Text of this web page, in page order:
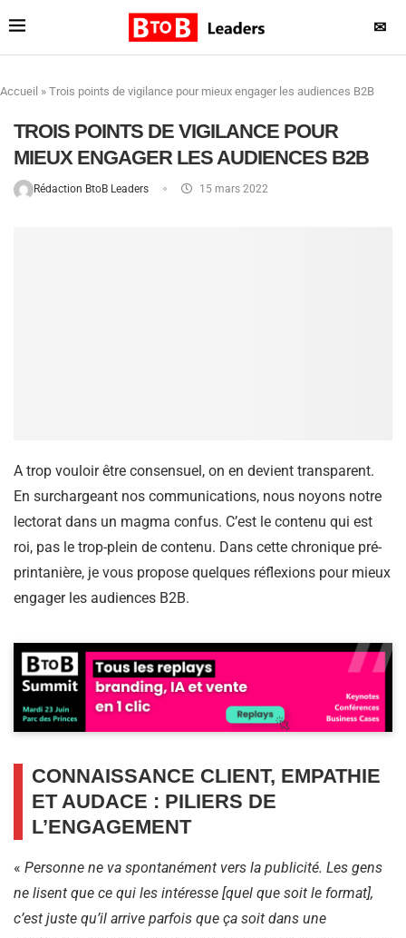
✉
Accueil » Trois points de vigilance pour mieux engager les audiences B2B
TROIS POINTS DE VIGILANCE POUR
MIEUX ENGAGER LES AUDIENCES B2B
Rédaction BtoB Leaders 15 mars 2022
A trop vouloir être consensuel, on en devient transparent.
En surchargeant nos communications, nous noyons notre
lectorat dans un magma confus. C’est le contenu qui est
roi, pas le trop-plein de contenu. Dans cette chronique pré-
printanière, je vous propose quelques réflexions pour mieux
engager les audiences B2B.
CONNAISSANCE CLIENT, EMPATHIE
ET AUDACE : PILIERS DE
L’ENGAGEMENT
« Personne ne va spontanément vers la publicité. Les gens
ne lisent que ce qui les intéresse [quel que soit le format],
c’est juste qu’il arrive parfois que ça soit dans une